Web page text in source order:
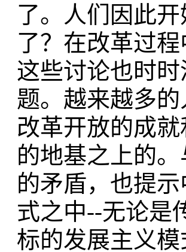
了。人们因此
了？在改革过
这些讨论也时
题。越来越多
改革开放的成
的地基之上的
的矛盾，也提
式之中--无论是
标的发展主义